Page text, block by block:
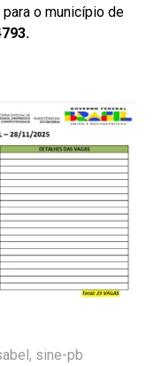
o município de
, sine-pb